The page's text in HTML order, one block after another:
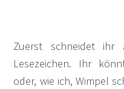
Zuerst schneidet ihr
Lesezeichen. Ihr
oder, wie ich, Wimpel